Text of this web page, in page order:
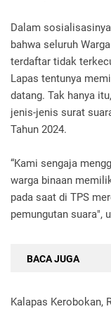
Dalam
bahwa seluruh
terdaftar tidak
Lapas tentunya
datang. Tak hanya
jenis-jenis surat
Tahun 2024.
“Kami sengaja
warga binaan
pada saat di TPS
pemungutan suara",
BACA JUGA
Kalapas Kerobokan,